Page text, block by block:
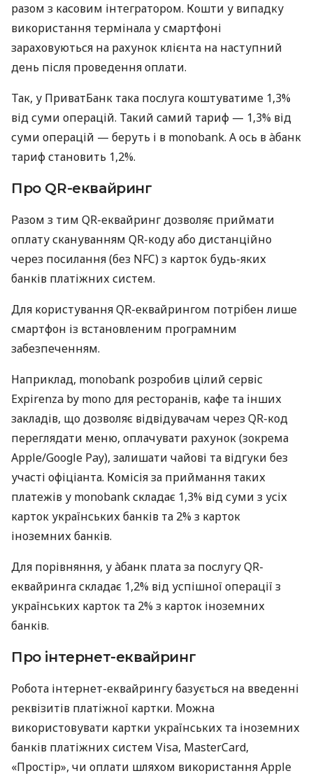
разом з касовим інтегратором. Кошти у випадку
використання термінала у смартфоні
зараховуються на рахунок клієнта на наступний
день після проведення оплати.
Так, у ПриватБанк така послуга коштуватиме 1,3%
від суми операцій. Такий самий тариф — 1,3% від
суми операцій — беруть і в monobank. А ось в àбанк
тариф становить 1,2%.
Про QR-еквайринг
Разом з тим QR-еквайринг дозволяє приймати
оплату скануванням QR-коду або дистанційно
через посилання (без NFC) з карток будь-яких
банків платіжних систем.
Для користування QR-еквайрингом потрібен лише
смартфон із встановленим програмним
забезпеченням.
Наприклад, monobank розробив цілий сервіс
Expirenza by mono для ресторанів, кафе та інших
закладів, що дозволяє відвідувачам через QR-код
переглядати меню, оплачувати рахунок (зокрема
Apple/Google Pay), залишати чайові та відгуки без
участі офіціанта. Комісія за приймання таких
платежів у monobank складає 1,3% від суми з усіх
карток українських банків та 2% з карток
іноземних банків.
Для порівняння, у àбанк плата за послугу QR-
еквайринга складає 1,2% від успішної операції з
українських карток та 2% з карток іноземних
банків.
Про інтернет-еквайринг
Робота інтернет-еквайрингу базується на введенні
реквізитів платіжної картки. Можна
використовувати картки українських та іноземних
банків платіжних систем Visa, MasterCard,
«Простір», чи оплати шляхом використання Apple